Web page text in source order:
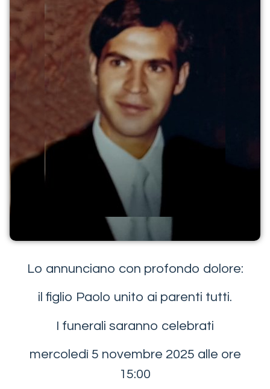
Lo annunciano con profondo dolore:
il figlio Paolo unito ai parenti tutti.
I funerali saranno celebrati
mercoledì 5 novembre 2025 alle ore
15:00